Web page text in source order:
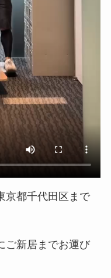
京都千代田区まで
ご新居までお運び